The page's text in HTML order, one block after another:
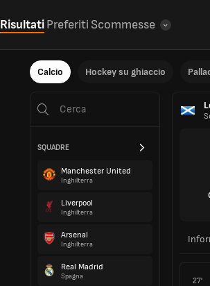
RisultatiPreferiti Scommesse
Calcio Hockey su ghiaccio
SQUADRE
Manchester United
Inghilterra
Liverpool
Inghilterra
Arsenal
Inghilterra
Real Madrid
Spagna 27'